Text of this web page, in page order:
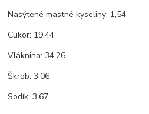
Nasýtené mastné kyseliny: 1,54
Cukor: 19,44
Vláknina: 34,26
Škrob: 3,06
Sodík: 3,67